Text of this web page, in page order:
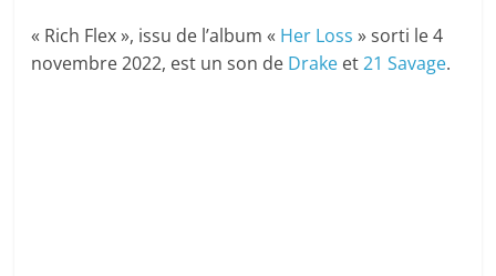
« Rich Flex », issu de l’album « Her Loss » sorti le 4
novembre 2022, est un son de Drake et21 Savage.